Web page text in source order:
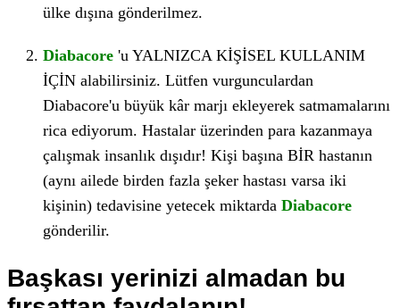
ülke dışına gönderilmez.
Diabacore 'u YALNIZCA KİŞİSEL KULLANIM
İÇİN alabilirsiniz. Lütfen vurgunculardan
Diabacore'u büyük kâr marjı ekleyerek satmamalarını
rica ediyorum. Hastalar üzerinden para kazanmaya
çalışmak insanlık dışıdır! Kişi başına BİR hastanın
(aynı ailede birden fazla şeker hastası varsa iki
kişinin) tedavisine yetecek miktarda Diabacore
gönderilir.
Başkası yerinizi almadan bu